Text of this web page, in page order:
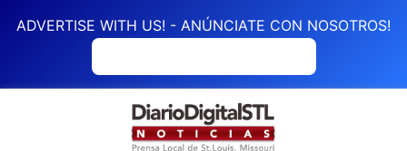
ADVERTISE WITH US! - ANÚNCIATE CON NOSOTROS!